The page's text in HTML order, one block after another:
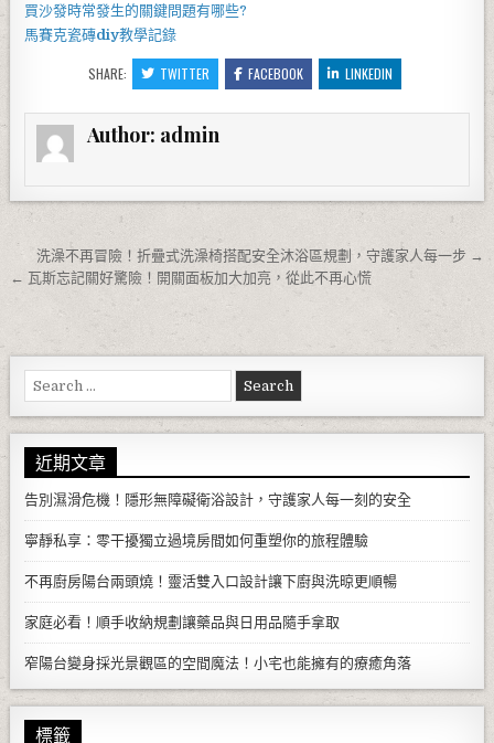
買沙發時常發生的關鍵問題有哪些?
馬賽克瓷磚diy教學記錄
SHARE: TWITTER FACEBOOK LINKEDIN
Author: admin
文章導覽
洗澡不再冒險！折疊式洗澡椅搭配安全沐浴區規劃，守護家人每一步 →
← 瓦斯忘記關好驚險！開關面板加大加亮，從此不再心慌
Search for:
近期文章
告別濕滑危機！隱形無障礙衛浴設計，守護家人每一刻的安全
寧靜私享：零干擾獨立過境房間如何重塑你的旅程體驗
不再廚房陽台兩頭燒！靈活雙入口設計讓下廚與洗晾更順暢
家庭必看！順手收納規劃讓藥品與日用品隨手拿取
窄陽台變身採光景觀區的空間魔法！小宅也能擁有的療癒角落
標籤